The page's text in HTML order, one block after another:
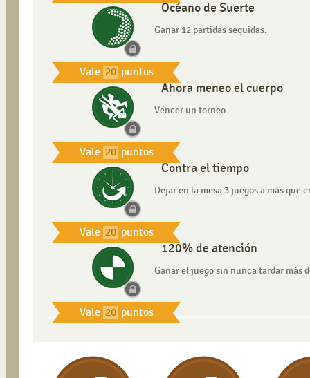
Vale 20 puntos
Océano de Suerte
Ganar 12 partidas seguidas.
Vale 20 puntos
Ahora meneo el cuerpo
Vencer un torneo.
Vale 20 puntos
Contra el tiempo
Dejar en la mesa 3 juegos a más que
Vale 20 puntos
120% de atención
Ganar el juego sin nunca tardar más